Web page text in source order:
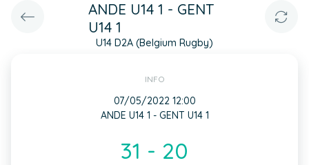
ANDE U14 1 - GENT
U14 1
U14 D2A (Belgium Rugby)
INFO
07/05/2022 12:00
ANDE U14 1 - GENT U14 1
31 - 20